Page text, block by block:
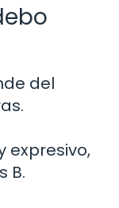
del
expresivo,
B.